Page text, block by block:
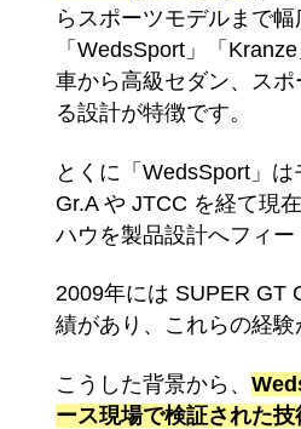
らスポーツモデルまで
「WedsSport」「
車から高級セダン、ス
る設計が特徴です。
とくに「WedsSport」
Gr.A や JTCC を経て現
ハウを製品設計へフィー
2009年には SUPER GT
績があり、これらの経験
こうした背景から、
ース現場で検証された